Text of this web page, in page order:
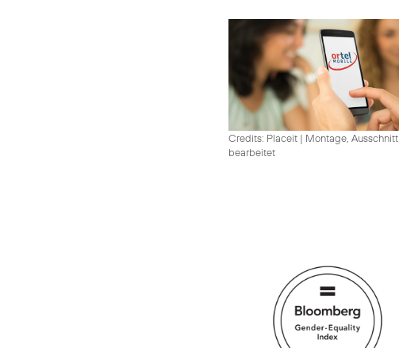
Credits: Placeit | Montage, Ausschnitt
bearbeitet